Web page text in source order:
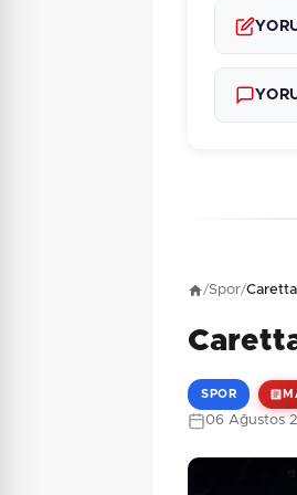
/Spor/
SPOR
06 Ağustos